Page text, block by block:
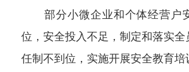
部分小微企业和个体经营户
位，安全投入不足，制定和落实全
任制不到位，实施开展安全教育培